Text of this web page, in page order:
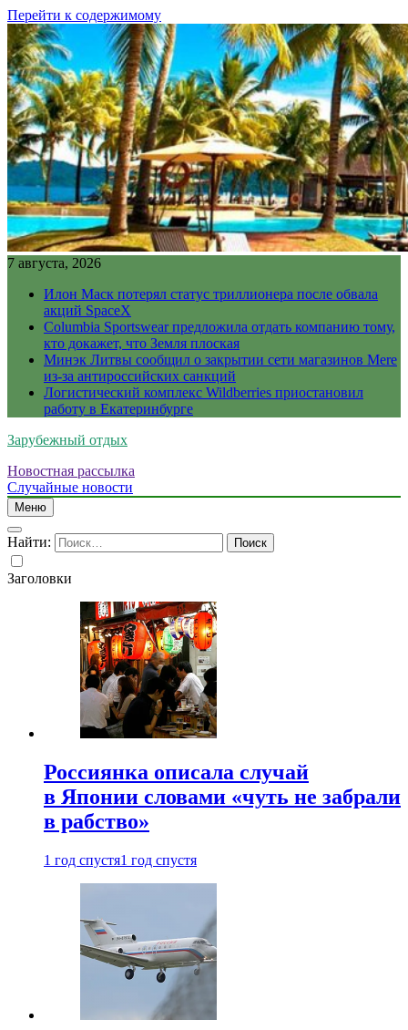
Перейти к содержимому
7 августа, 2026
Илон Маск потерял статус триллионера после обвала
акций SpaceX
Columbia Sportswear предложила отдать компанию тому,
кто докажет, что Земля плоская
Минэк Литвы сообщил о закрытии сети магазинов Mere
из-за антироссийских санкций
Логистический комплекс Wildberries приостановил
работу в Екатеринбурге
Зарубежный отдых
Новостная рассылка
Случайные новости
Меню
Найти:
Заголовки
Россиянка описала случай
в Японии словами «чуть не забрали
в рабство»
1 год спустя1 год спустя